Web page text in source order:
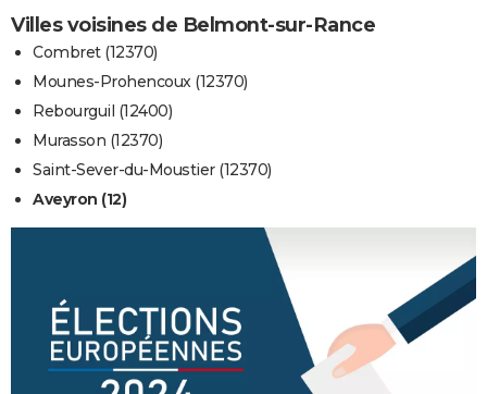
Villes voisines de Belmont-sur-Rance
Combret (12370)
Mounes-Prohencoux (12370)
Rebourguil (12400)
Murasson (12370)
Saint-Sever-du-Moustier (12370)
Aveyron (12)